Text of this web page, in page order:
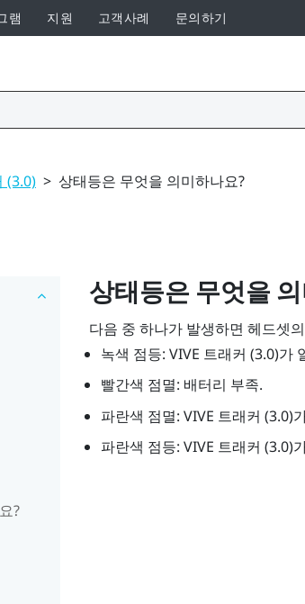
램 지원 고객사례 문의하기
(3.0) > 상태등은 무엇을 의미하나요?
?
상태등은 무엇을
다음 중 하나가 발생하면 헤드셋
녹색 점등: VIVE 트래커 (3.0)가
빨간색 점멸: 배터리 부족.
파란색 점멸: VIVE 트래커 (3.0)
파란색 점등: VIVE 트래커 (3.0)